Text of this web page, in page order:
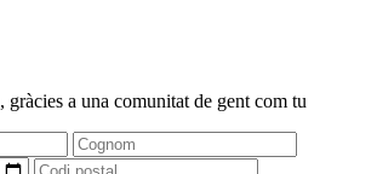
, gràcies a una comunitat de gent com tu